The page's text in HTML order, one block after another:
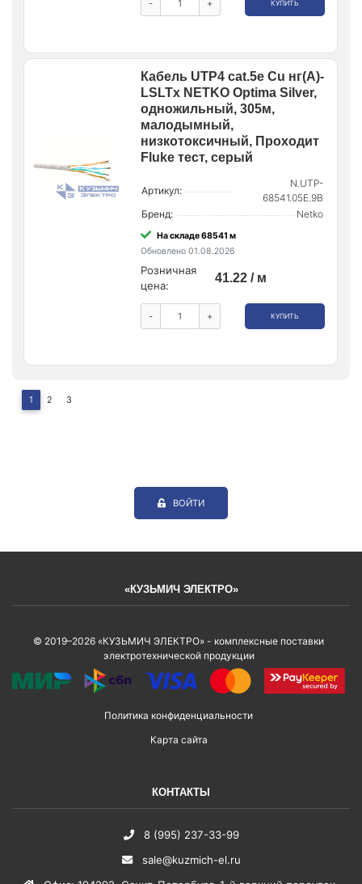
- + КУПИТЬ
Кабель UTP4 cat.5е Cu нг(А)-
LSLTx NETKO Optima Silver,
одножильный, 305м,
малодымный,
низкотоксичный, Проходит
Fluke тест, серый
Артикул:
N.UTP-
68541.05E.9B
Бренд:
Netko
На складе 68541 м
Обновлено 01.08.2026
Розничная
цена:
41.22 / м
- + КУПИТЬ
1 2 3
ВОЙТИ
«КУЗЬМИЧ ЭЛЕКТРО»
© 2019–2026 «КУЗЬМИЧ ЭЛЕКТРО» - комплексные поставки
электротехнической продукции
Политика конфиденциальности
Карта сайта
КОНТАКТЫ
8 (995) 237-33-99
sale@kuzmich-el.ru